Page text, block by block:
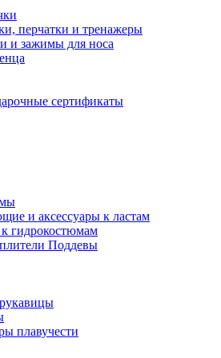
перчатки и тренажеры
и зажимы для носа
сертификаты
и аксессуары к ластам
гидрокостюмам
Поддевы
плавучести